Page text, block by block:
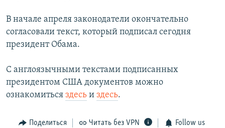
В начале апреля законодатели окончательно
согласовали текст, который подписал сегодня
президент Обама.
С англоязычными текстами подписанных
президентом США документов можно
ознакомиться здесь и здесь.
Поделиться Читать без VPN Follow us